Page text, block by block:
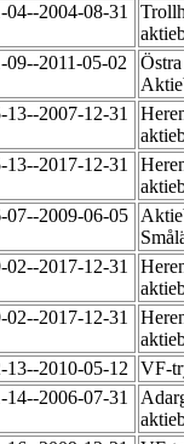
04--2004-08-31
09--2011-05-02
13--2007-12-31
13--2017-12-31
07--2009-06-05
02--2017-12-31
02--2017-12-31
13--2010-05-12
VF-
14--2006-07-31